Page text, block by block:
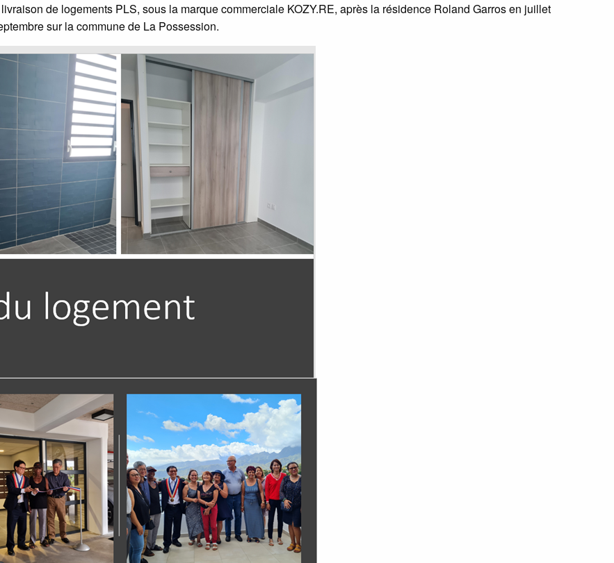
de logements PLS, sous la marque commerciale KOZY.RE, après la résidence Roland Garros en juillet
sur la commune de La Possession.